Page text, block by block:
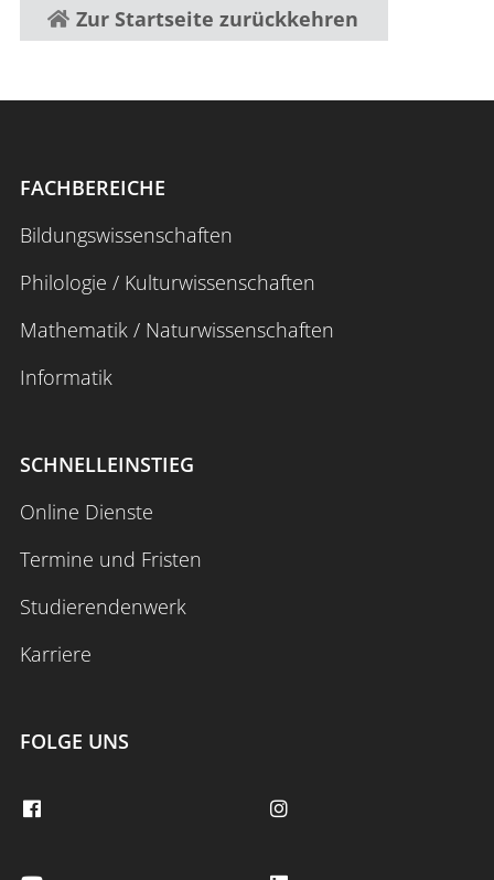
Zur Startseite zurückkehren
FACHBEREICHE
Bildungswissenschaften
Philologie / Kulturwissenschaften
Mathematik / Naturwissenschaften
Informatik
SCHNELLEINSTIEG
Online Dienste
Termine und Fristen
Studierendenwerk
Karriere
FOLGE UNS